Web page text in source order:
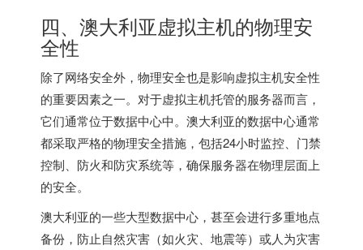
四、澳大利亚虚拟主机的物理安
全性
除了网络安全外，物理安全也是影响虚拟主机安全性
的重要因素之一。对于虚拟主机托管的服务器而言，
它们通常位于数据中心中。澳大利亚的数据中心通常
都采取严格的物理安全措施，包括24小时监控、门禁
控制、防火和防灾系统等，确保服务器在物理层面上
的安全。
澳大利亚的一些大型数据中心，甚至会进行多重地点
备份，防止自然灾害（如火灾、地震等）或人为灾害